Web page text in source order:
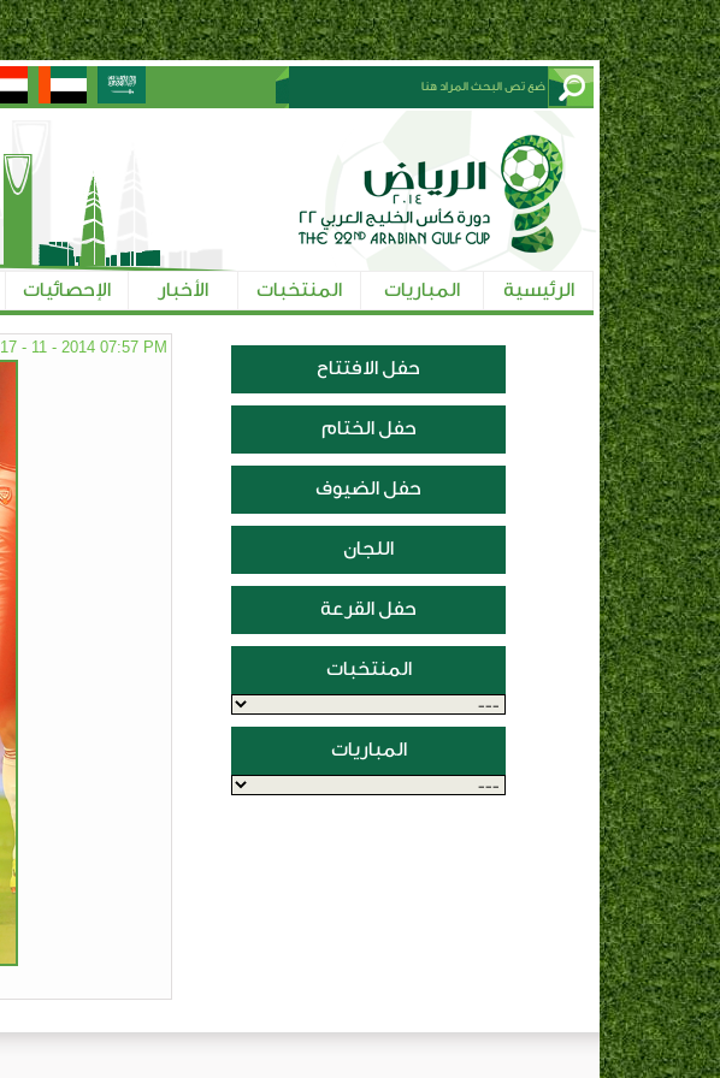
الرئيسية المباريات المنتخبات الأخبار الإحصائيات
حفل الافتتاح
حفل الختام
حفل الضيوف
اللجان
حفل القرعة
المنتخبات
المباريات
17 - 11 - 2014 07:57 PM